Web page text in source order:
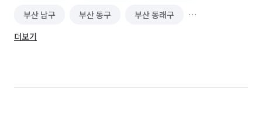
부산 남구 부산 동구 부산 동래구
부산 부산진구
부산 연제구 부산 영도구 부산 해운대구
더보기